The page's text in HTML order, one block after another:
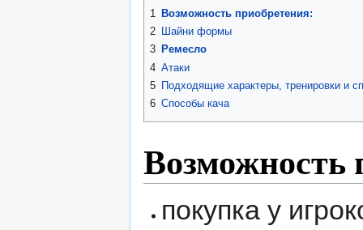
1
Возможность приобретения:
2 Шайни формы
3 Ремесло
4 Атаки
5 Подходящие характеры, тренировки и
6 Способы кача
Возможность
покупка у